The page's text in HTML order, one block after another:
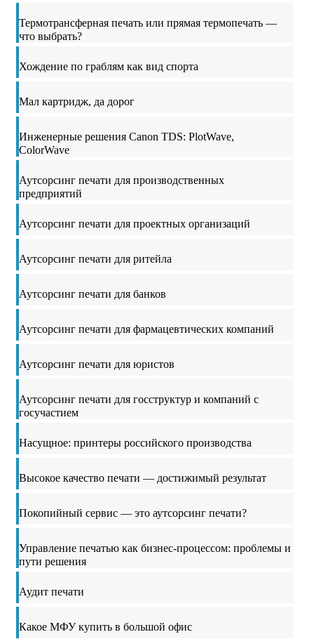
Термотрансферная печать или прямая термопечать —
что выбрать?
Хождение по граблям как вид спорта
Мал картридж, да дорог
Инженерные решения Canon TDS: PlotWave,
ColorWave
Аутсорсинг печати для производственных
предприятий
Аутсорсинг печати для проектных организаций
Аутсорсинг печати для ритейла
Аутсорсинг печати для банков
Аутсорсинг печати для фармацевтических компаний
Аутсорсинг печати для юристов
Аутсорсинг печати для госструктур и компаний с
госучастием
Насущное: принтеры российского производства
Высокое качество печати — достижимый результат
Покопийный сервис — это аутсорсинг печати?
Управление печатью как бизнес-процессом: проблемы и
пути решения
Аудит печати
Какое МФУ купить в большой офис